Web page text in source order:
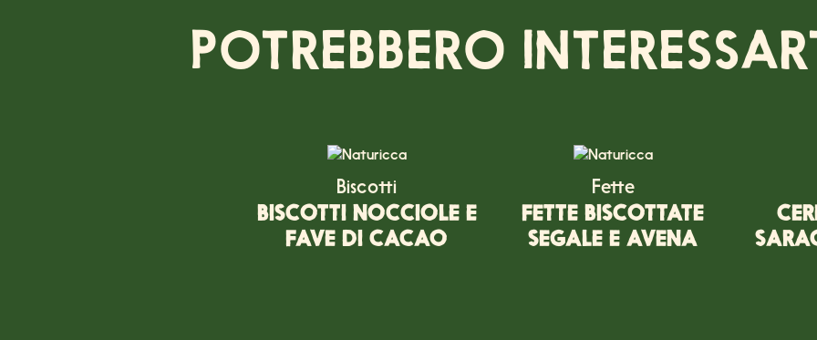
POTREBBERO
Biscotti
BISCOTTI NOCCIOLE E
FAVE DI CACAO
Fette
FETTE BISCOTTATE
SEGALE E AVENA